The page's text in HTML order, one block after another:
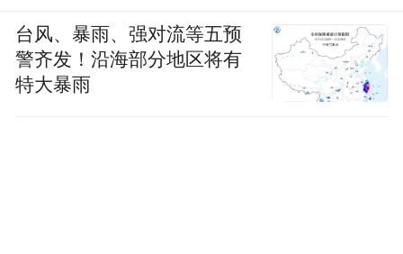
台风、暴雨、强对流等五预
警齐发！沿海部分地区将有
特大暴雨